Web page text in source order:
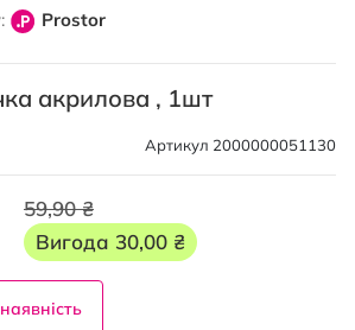
Prostor
акрилова , 1шт
Артикул 2000000051130
59,90 ₴
Вигода 30,00 ₴